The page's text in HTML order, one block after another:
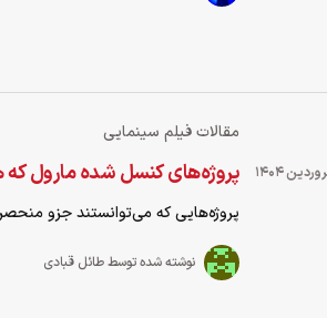
مقالات فیلم سینمایی
پروژه‌های کنسل شده مارول
پروژه‌هایی که می‌توانستند جزو منحصر
نوشته شده توسط طائل قبادی